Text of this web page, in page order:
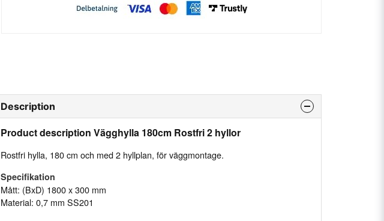
Description
Product description Vägghylla 180cm Rostfri 2 hyllor
Rostfri hylla, 180 cm och med 2 hyllplan, för väggmontage.
Specifikation
Mått: (BxD) 1800 x 300 mm
Material: 0,7 mm SS201